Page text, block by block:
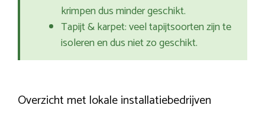
krimpen dus minder geschikt.
Tapijt & karpet: veel tapijtsoorten zijn te
isoleren en dus niet zo geschikt.
Overzicht met lokale installatiebedrijven